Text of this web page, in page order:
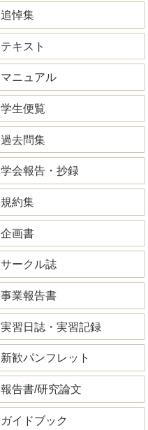
追悼集
テキスト
マニュアル
学生便覧
過去問集
学会報告・抄録
規約集
企画書
サークル誌
事業報告書
実習日誌・実習記録
新歓パンフレット
報告書/研究論文
ガイドブック